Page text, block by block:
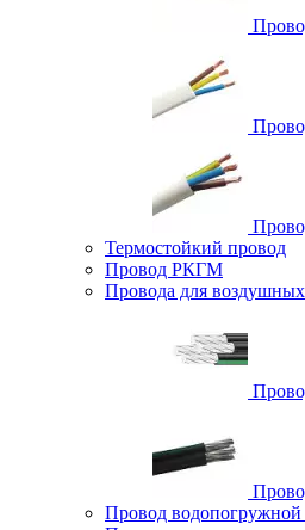
Термостойкий провод
Провод РКГМ
Провода для
Провод